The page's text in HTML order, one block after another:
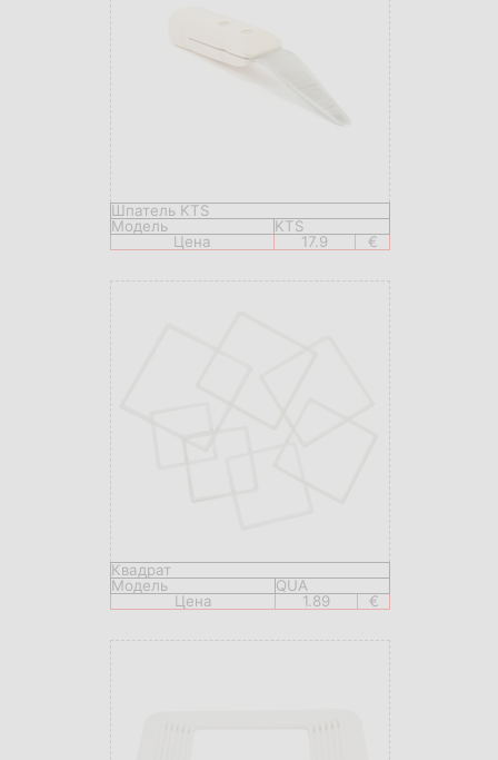
Шпатель KTS
Модель
KTS
Цена
17.9 €
Квадрат
Модель
QUA
Цена
1.89 €